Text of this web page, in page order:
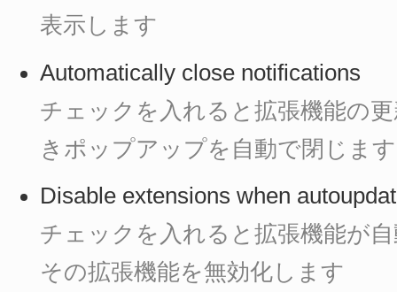
表示します
Automatically close notifications
チェックを入れると拡張機能の
きポップアップを自動で閉じます
Disable extensions when
チェックを入れると拡張機能が
その拡張機能を無効化します